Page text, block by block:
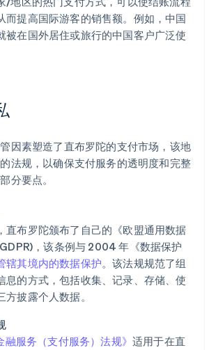
而提高国际游客的销售额。例如，中国
被在国外居住或旅行的中国客户广泛使
因素塑造了直布罗陀的支付市场，该地
法规，以确保支付服务的透明度和完整
分要点。
直布罗陀颁布了自己的《欧盟通用数据
，该条例与 2004 年《数据保护
辖其境内的数据保护。该法规规范了组
息的方式，包括收集、记录、存储、使
方披露个人数据。
融服务（支付服务）法规》 适用于在直